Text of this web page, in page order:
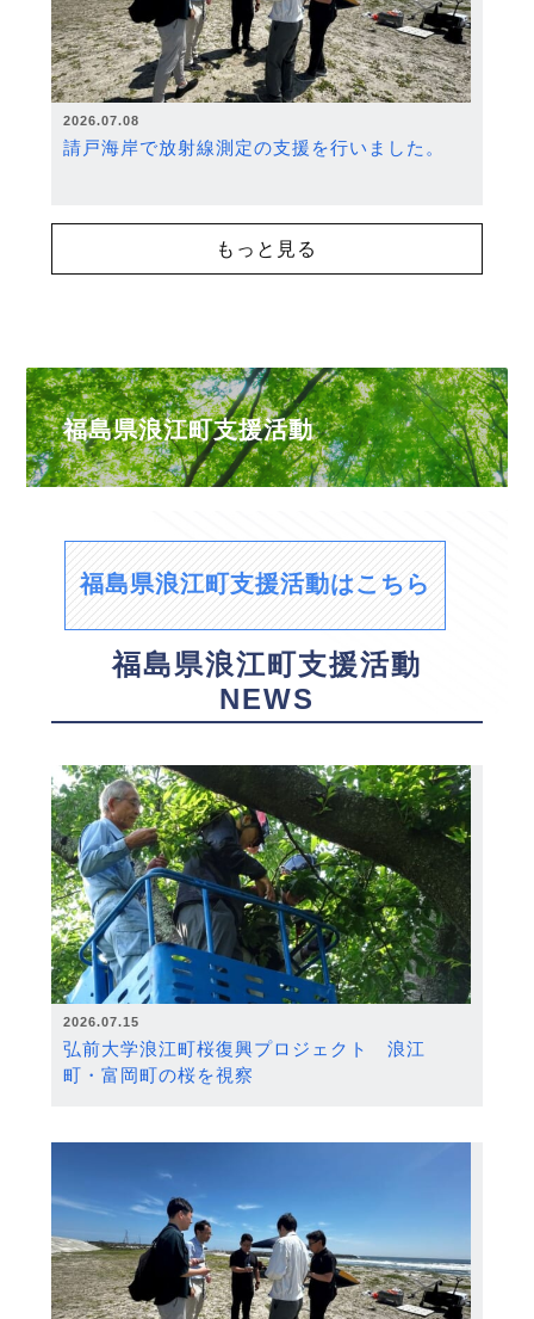
2026.07.08
請戸海岸で放射線測定の支援を行いました。
もっと見る
福島県浪江町支援活動
福島県浪江町支援活動はこちら
福島県浪江町支援活動
NEWS
2026.07.15
弘前大学浪江町桜復興プロジェクト 浪江
町・富岡町の桜を視察